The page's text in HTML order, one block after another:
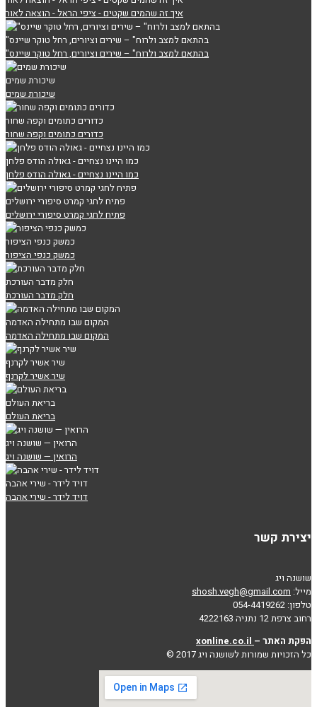
איך זה שהמים שקטים - ציפי הראל - הוצאה לאור
"בהתאם למצב ולרוח" – שירים וציורים, רחל טוקר שיינס
"בהתאם למצב ולרוח" – שירים וציורים, רחל טוקר שיינס
שיכורת שמים
שיכורת שמים
כדורים כתומים וקפה שחור
כדורים כתומים וקפה שחור
כמו היינו נצחיים - גאולה הודס פלחן
כמו היינו נצחיים - גאולה הודס פלחן
פתיח לחגי קמרט סיפורי ירושלים
פתיח לחגי קמרט סיפורי ירושלים
כמשק כנפי הציפור
כמשק כנפי הציפור
חלק מדבר העורכת
חלק מדבר העורכת
המקום שבו מתחילה האדמה
המקום שבו מתחילה האדמה
שיר אשיר לקרנף
שיר אשיר לקרנף
בריאת העולם
בריאת העולם
הרואין — שושנה ויג
הרואין — שושנה ויג
דויד לידר - שירי אהבה
דויד לידר - שירי אהבה
יצירת קשר
שושנה ויג
מייל: shosh.vegh@gmail.com
טלפון: 054-4419262
רחוב צרפת 12 נתניה 4222163
הפקת האתר –
כל הזכויות שמורות לשושנה ויג 2017 ©